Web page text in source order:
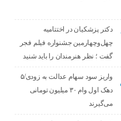
دکتر پزشکیان در اختتامیه
چهل‌وچهارمین جشنواره فیلم فجر
گفت ؛ نظر هنرمندان را باید شنید
واریز سود سهام عدالت به زودی/۵
دهک اول وام ۳۰ میلیون تومانی
می‌گیرند